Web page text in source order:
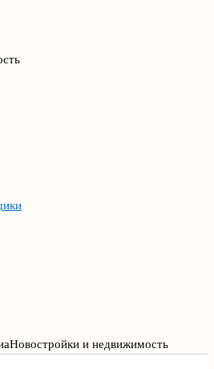
Новостройки и недвижимость